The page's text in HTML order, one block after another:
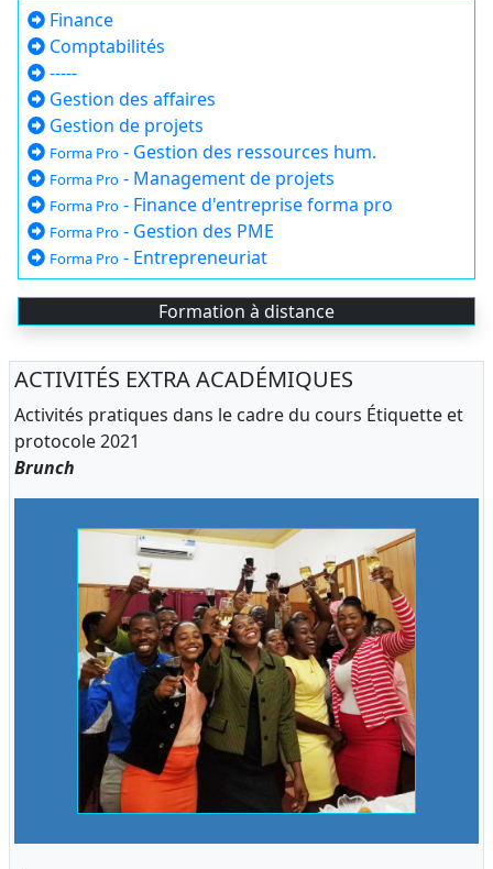
Communication
Sciences environnementales et aménagement du
territoire
Finance
Comptabilités
-----
Gestion des affaires
Gestion de projets
Forma Pro - Gestion des ressources hum.
Forma Pro - Management de projets
Forma Pro - Finance d'entreprise forma pro
Forma Pro - Gestion des PME
Forma Pro - Entrepreneuriat
Formation à distance
ACTIVITÉS EXTRA ACADÉMIQUES
Activités pratiques dans le cadre du cours Étiquette et
protocole 2021
Brunch